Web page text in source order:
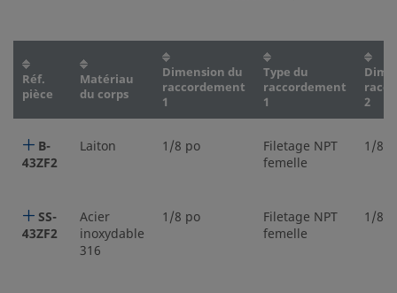
Réf.
pièce
Matériau
du corps
Dimension du
raccordement
1
Type du
raccordement
1
2
B-
43ZF2
Laiton 1/8 po
Filetage NPT
femelle
1/8
SS-
43ZF2
Acier
inoxydable
316
1/8 po
Filetage NPT
femelle
1/8